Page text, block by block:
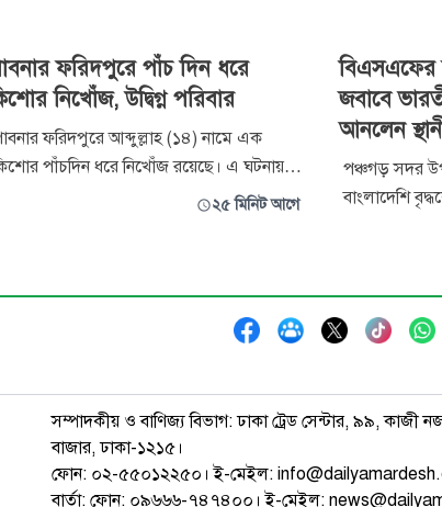
ফরিদপুরে পাঁচ দিন ধরে
নিখোঁজ, উদ্বিগ্ন পরিবার
ফরিদপুরে আব্দুল্লাহ (১৪) নামে এক
পাঁচদিন ধরে নিখোঁজ রয়েছে। এ ঘটনায়
(৫ আগস্ট) নিখোঁজ আব্দুল্লাহর মা ফরিদপুর থানায়
২৫ মিনিট আগে
বিএসএফের
জবাবে
আনলেন
পঞ্চগড় সদর
বাংলাদেশি
(বিএসএফ)
করেছেন
সম্পাদকীয় ও বাণিজ্য বিভাগ: ঢাকা ট্রেড সেন্টার, ৯৯, কাজী
বাজার, ঢাকা-১২১৫।
ফোন: ০২-৫৫০১২২৫০। ই-মেইল:
বার্তা: ফোন: ০৯৬৬৬-৭৪৭৪০০। ই-মেইল: